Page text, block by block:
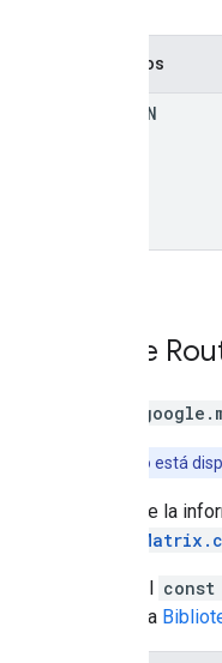
Métodos
JSON
Clase
Solo está
Contiene la
Llama al
Consulta